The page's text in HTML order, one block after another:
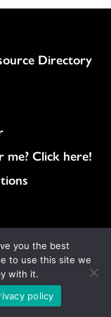
Directory
me? Click here!
by the
you the best
to use this site we
with it.
policy